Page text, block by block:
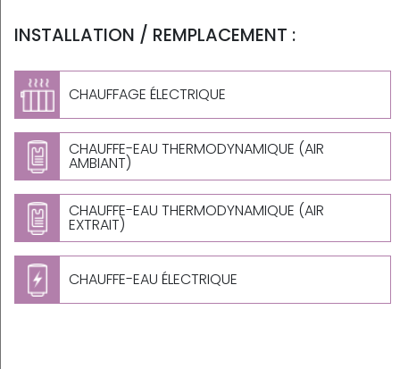
INSTALLATION / REMPLACEMENT :
CHAUFFAGE ÉLECTRIQUE
CHAUFFE-EAU THERMODYNAMIQUE (AIR
AMBIANT)
CHAUFFE-EAU THERMODYNAMIQUE (AIR
EXTRAIT)
CHAUFFE-EAU ÉLECTRIQUE